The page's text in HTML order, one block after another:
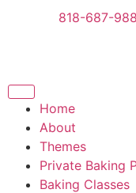
818-687-
Home
About
Themes
Private Baking
Baking Classes